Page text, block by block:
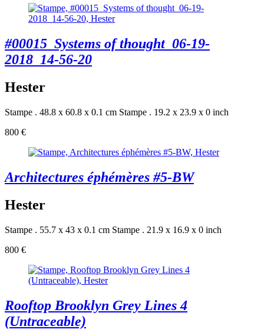
#00015_Systems of thought_06-19-
2018_14-56-20
Hester
Stampe . 48.8 x 60.8 x 0.1 cm Stampe . 19.2 x 23.9 x 0 inch
800 €
Architectures éphémères #5-BW
Hester
Stampe . 55.7 x 43 x 0.1 cm Stampe . 21.9 x 16.9 x 0 inch
800 €
Rooftop Brooklyn Grey Lines 4
(Untraceable)